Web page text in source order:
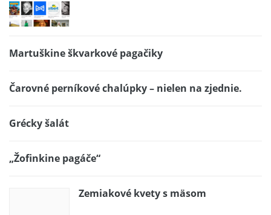
Martuškine škvarkové pagačiky
Čarovné perníkové chalúpky – nielen na zjednie.
Grécky šalát
„Žofinkine pagáče“
Zemiakové kvety s mäsom